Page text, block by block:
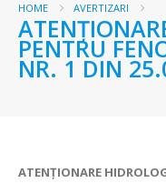
HOME AVERTIZARI
PENTRU
NR. 1 DIN
ATENŢIONARE